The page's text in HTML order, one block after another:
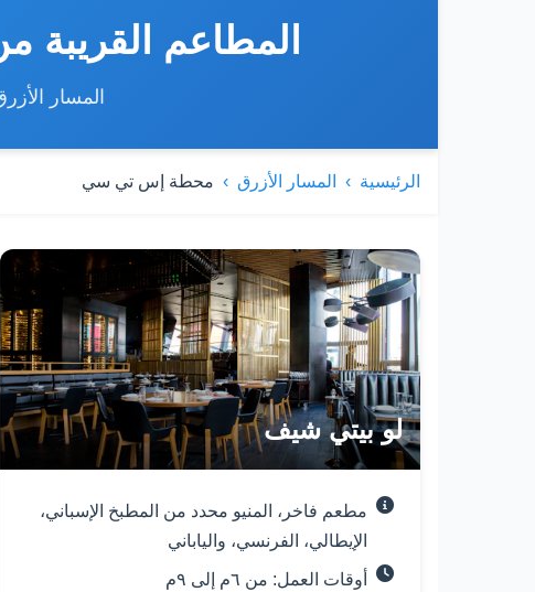
المطاعم
المسار
الرئيسية المسار الأزرق محطة إس تي سي
قائمة المطاعم والمقاهي
لو بيتي شيف
مطعم فاخر، المنيو محدد من المطبخ الإسباني،
الإيطالي، الفرنسي، والياباني
أوقات العمل: من ٦م إلى ٩م